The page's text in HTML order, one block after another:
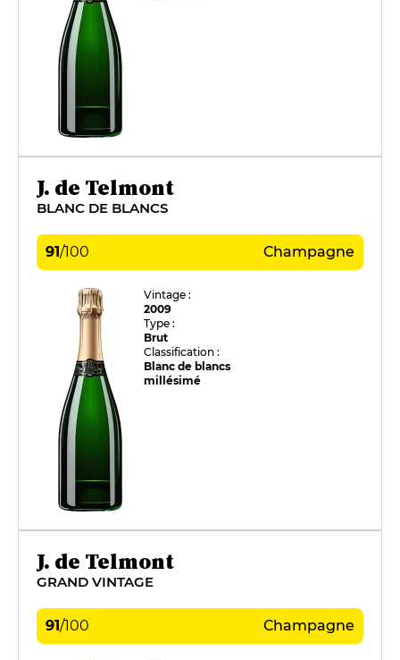
J. de Telmont
BLANC DE BLANCS
91/100 Champagne
Vintage :
2009
Type :
Brut
Classification :
Blanc de blancs
millésimé
J. de Telmont
GRAND VINTAGE
91/100 Champagne